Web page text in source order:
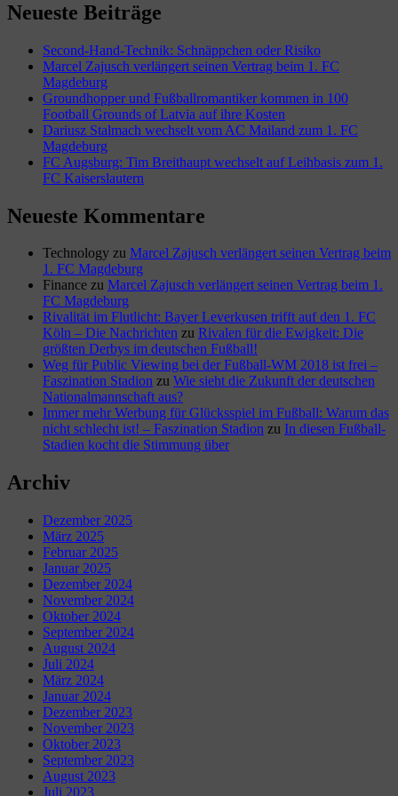
Neueste Beiträge
Second-Hand-Technik: Schnäppchen oder Risiko
Marcel Zajusch verlängert seinen Vertrag beim 1. FC
Magdeburg
Groundhopper und Fußballromantiker kommen in 100
Football Grounds of Latvia auf ihre Kosten
Dariusz Stalmach wechselt vom AC Mailand zum 1. FC
Magdeburg
FC Augsburg: Tim Breithaupt wechselt auf Leihbasis zum 1.
FC Kaiserslautern
Neueste Kommentare
Technology zu Marcel Zajusch verlängert seinen Vertrag beim
1. FC Magdeburg
Finance zu Marcel Zajusch verlängert seinen Vertrag beim 1.
FC Magdeburg
Rivalität im Flutlicht: Bayer Leverkusen trifft auf den 1. FC
Köln – Die Nachrichten zu Rivalen für die Ewigkeit: Die
größten Derbys im deutschen Fußball!
Weg für Public Viewing bei der Fußball-WM 2018 ist frei –
Faszination Stadion zu Wie sieht die Zukunft der deutschen
Nationalmannschaft aus?
Immer mehr Werbung für Glücksspiel im Fußball: Warum das
nicht schlecht ist! – Faszination Stadion zu In diesen Fußball-
Stadien kocht die Stimmung über
Archiv
Dezember 2025
März 2025
Februar 2025
Januar 2025
Dezember 2024
November 2024
Oktober 2024
September 2024
August 2024
Juli 2024
März 2024
Januar 2024
Dezember 2023
November 2023
Oktober 2023
September 2023
August 2023
Juli 2023